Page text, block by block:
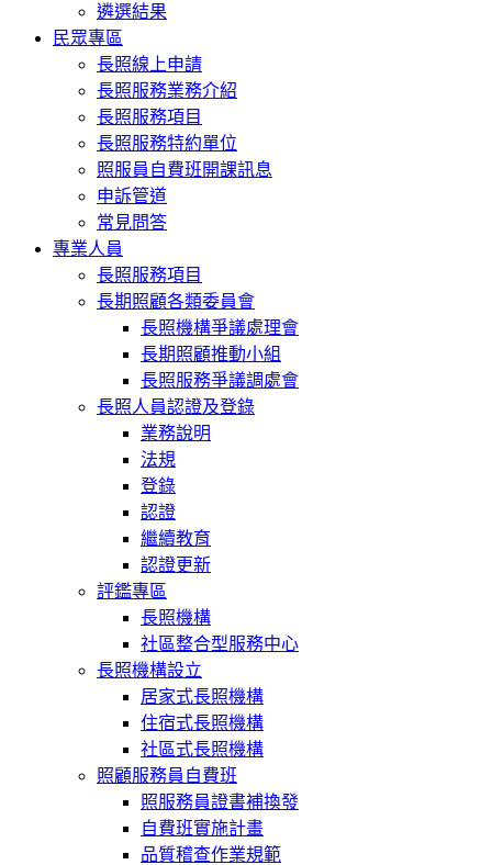
遴選結果
民眾專區
長照線上申請
長照服務業務介紹
長照服務項目
長照服務特約單位
照服員自費班開課訊息
申訴管道
常見問答
專業人員
長照服務項目
長期照顧各類委員會
長照機構爭議處理會
長期照顧推動小組
長照服務爭議調處會
長照人員認證及登錄
業務說明
法規
登錄
認證
繼續教育
認證更新
評鑑專區
長照機構
社區整合型服務中心
長照機構設立
居家式長照機構
住宿式長照機構
社區式長照機構
照顧服務員自費班
照服務員證書補換發
自費班實施計畫
品質稽查作業規範